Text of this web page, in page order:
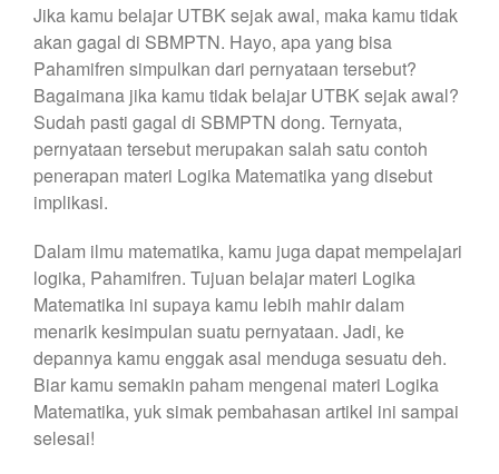
Jika kamu belajar UTBK sejak awal, maka kamu tidak
akan gagal di SBMPTN. Hayo, apa yang bisa
Pahamifren simpulkan dari pernyataan tersebut?
Bagaimana jika kamu tidak belajar UTBK sejak awal?
Sudah pasti gagal di SBMPTN dong. Ternyata,
pernyataan tersebut merupakan salah satu contoh
penerapan materi Logika Matematika yang disebut
implikasi.
Dalam ilmu matematika, kamu juga dapat mempelajari
logika, Pahamifren. Tujuan belajar materi Logika
Matematika ini supaya kamu lebih mahir dalam
menarik kesimpulan suatu pernyataan. Jadi, ke
depannya kamu enggak asal menduga sesuatu deh.
Biar kamu semakin paham mengenai materi Logika
Matematika, yuk simak pembahasan artikel ini sampai
selesai!